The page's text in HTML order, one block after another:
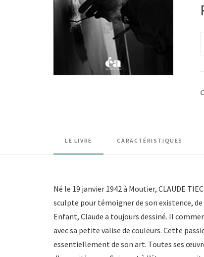
-
LE LIVRE CARACTÉRISTIQUES
Né le 19 janvier 1942 à Moutier, CLAUDE
sculpte pour témoigner de son existence, de
Enfant, Claude a toujours dessiné. Il
avec sa petite valise de couleurs. Cette
essentiellement de son art. Toutes ses